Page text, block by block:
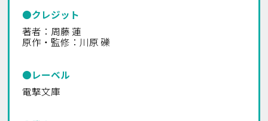
●クレジット
著者：周藤 蓮
原作・監修：川原 礫
●レーベル
電撃文庫